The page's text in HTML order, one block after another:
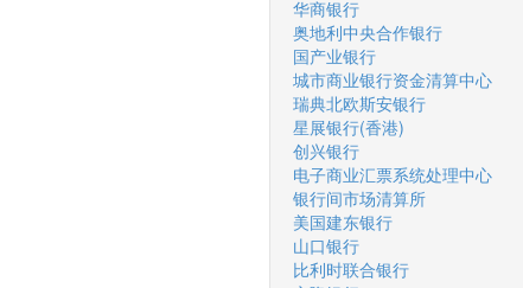
华商银行
奥地利中央合作银行
国产业银行
城市商业银行资金清算中心
瑞典北欧斯安银行
星展银行(香港)
创兴银行
电子商业汇票系统处理中心
银行间市场清算所
美国建东银行
山口银行
比利时联合银行